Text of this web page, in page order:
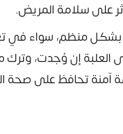
على سلامة المريض.
منظم، سواء في
العلبة إن وُجدت،
آمنة تحافظ على